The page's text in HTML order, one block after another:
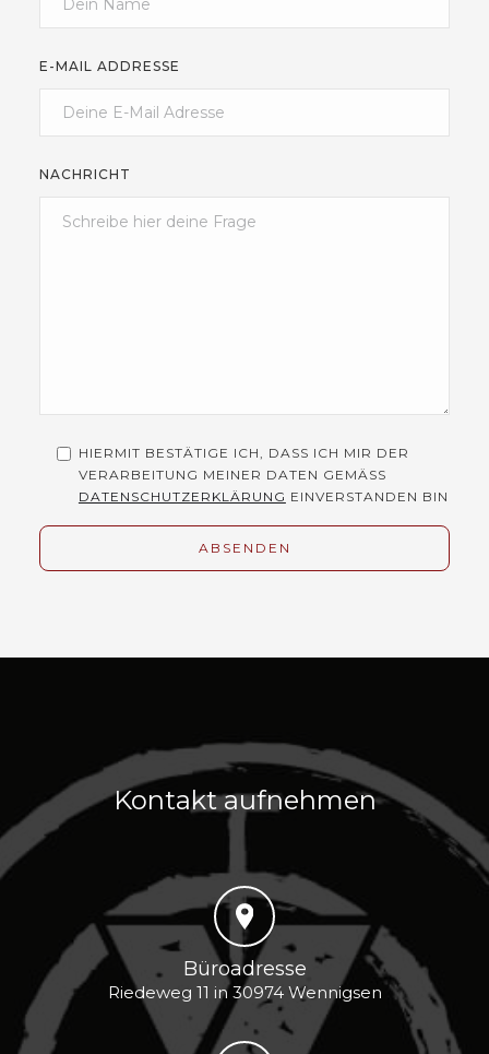
E-MAIL ADDRESSE
NACHRICHT
HIERMIT BESTÄTIGE ICH, DASS ICH MIR DER
VERARBEITUNG MEINER DATEN GEMÄSS
DATENSCHUTZERKLÄRUNG EINVERSTANDEN BIN
Kontakt aufnehmen
Büroadresse
Riedeweg 11 in 30974 Wennigsen